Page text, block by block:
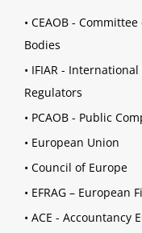
• CEAOB -
Bodies
• IFIAR -
Regulators
• PCAOB - Public
• European Union
• Council of Europe
• EFRAG – European
• ACE - Accountancy